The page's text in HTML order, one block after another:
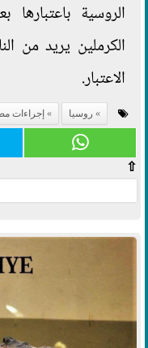
الروسية
الكرملين يريد من
الاعتبار.
روسيا إجراءات
⇧